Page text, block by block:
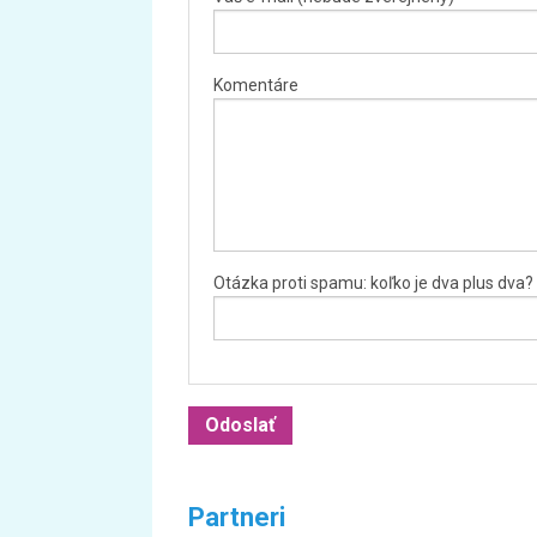
Komentáre
Otázka proti spamu: koľko je dva plus dva?
Partneri